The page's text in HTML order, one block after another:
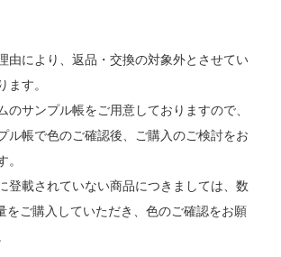
由により、返品・交換の対象外とさせてい
ます。
のサンプル帳をご用意しておりますので、
ル帳で色のご確認後、ご購入のご検討をお
。
登載されていない商品につきましては、数
をご購入していただき、色のご確認をお願